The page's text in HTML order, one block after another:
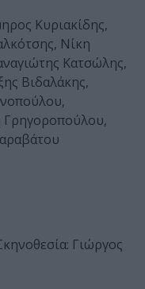
Κυριακίδης,
Νίκη
Κατσώλης,
Βιδαλάκης,
Γρηγοροπούλου,
Γιώργος